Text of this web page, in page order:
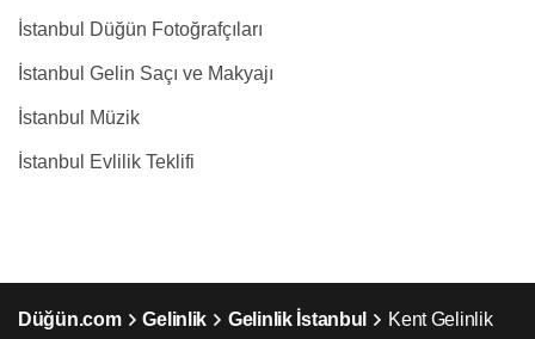
İstanbul Düğün Fotoğrafçıları
İstanbul Gelin Saçı ve Makyajı
İstanbul Müzik
İstanbul Evlilik Teklifi
Düğün.com Gelinlik Gelinlik İstanbul Kent Gelinlik